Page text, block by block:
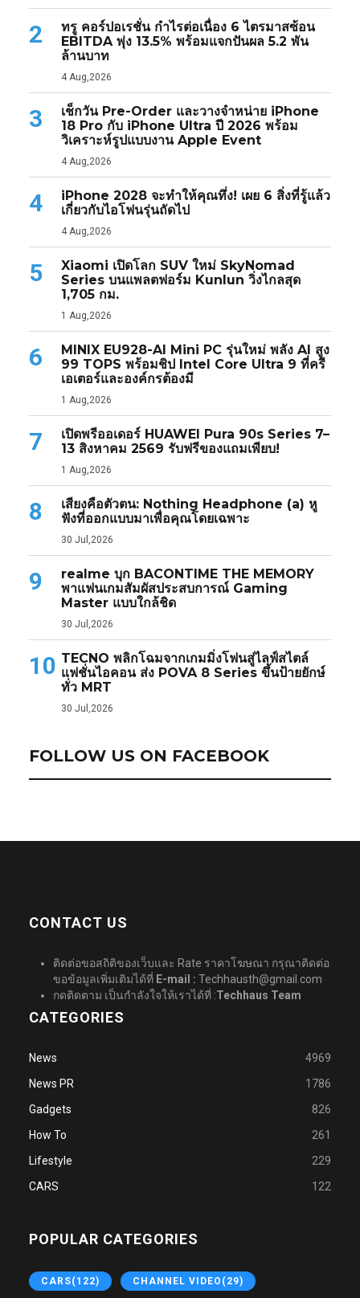
2
ทรู คอร์ปอเรชั่น กำไรต่อเนื่อง 6 ไตรมาสซ้อน
EBITDA พุ่ง 13.5% พร้อมแจกปันผล 5.2 พัน
ล้านบาท
4 Aug,2026
3
เช็กวัน Pre-Order และวางจำหน่าย iPhone
18 Pro กับ iPhone Ultra ปี 2026 พร้อม
วิเคราะห์รูปแบบงาน Apple Event
4 Aug,2026
4
iPhone 2028 จะทำให้คุณทึ่ง! เผย 6 สิ่งที่รู้แล้ว
เกี่ยวกับไอโฟนรุ่นถัดไป
4 Aug,2026
5
Xiaomi เปิดโลก SUV ใหม่ SkyNomad
Series บนแพลตฟอร์ม Kunlun วิ่งไกลสุด
1,705 กม.
1 Aug,2026
6
MINIX EU928-AI Mini PC รุ่นใหม่ พลัง AI สูง
99 TOPS พร้อมชิป Intel Core Ultra 9 ที่ครี
เอเตอร์และองค์กรต้องมี
1 Aug,2026
7
เปิดพรีออเดอร์ HUAWEI Pura 90s Series 7–
13 สิงหาคม 2569 รับฟรีของแถมเพียบ!
1 Aug,2026
8
เสียงคือตัวตน: Nothing Headphone (a) หู
ฟังที่ออกแบบมาเพื่อคุณโดยเฉพาะ
30 Jul,2026
9
realme บุก BACONTIME THE MEMORY
พาแฟนเกมสัมผัสประสบการณ์ Gaming
Master แบบใกล้ชิด
30 Jul,2026
10 TECNO พลิกโฉมจากเกมมิ่งโฟนสู่ไลฟ์สไตล์
แฟชั่นไอคอน ส่ง POVA 8 Series ขึ้นป้ายยักษ์
ทั่ว MRT
30 Jul,2026
FOLLOW US ON FACEBOOK
CONTACT US
ติดต่อขอสถิติของเว็บและ Rate ราคาโฆษณา กรุณาติดต่อ
ขอข้อมูลเพิ่มเติมได้ที่ E-mail : Techhausth@gmail.com
กดติดตาม เป็นกำลังใจให้เราได้ที่ :Techhaus Team
CATEGORIES
News
4969
News PR
1786
Gadgets
826
How To
261
Lifestyle
229
CARS
122
POPULAR CATEGORIES
CARS(122) CHANNEL VIDEO (29)